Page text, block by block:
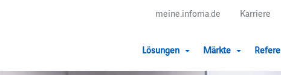
meine.infoma.de Karriere
Lösungen Märkte